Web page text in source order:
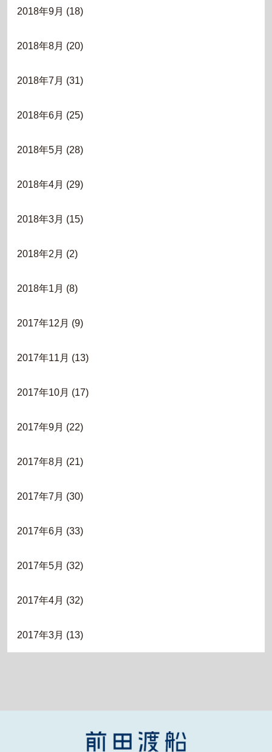
2018年9月 (18)
2018年8月 (20)
2018年7月 (31)
2018年6月 (25)
2018年5月 (28)
2018年4月 (29)
2018年3月 (15)
2018年2月 (2)
2018年1月 (8)
2017年12月 (9)
2017年11月 (13)
2017年10月 (17)
2017年9月 (22)
2017年8月 (21)
2017年7月 (30)
2017年6月 (33)
2017年5月 (32)
2017年4月 (32)
2017年3月 (13)